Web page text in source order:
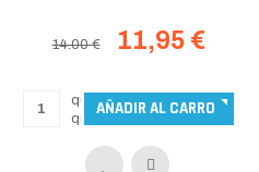
14.00 € 11,95 €